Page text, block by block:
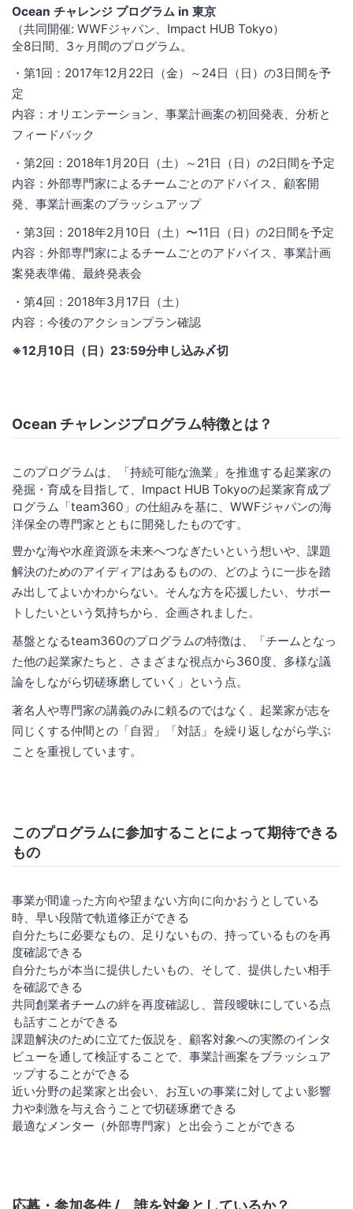
Ocean チャレンジ プログラム in 東京
（共同開催: WWFジャパン、Impact HUB Tokyo）
全8日間、3ヶ月間のプログラム。
・第1回：2017年12月22日（金）～24日（日）の3日間を予
定
内容：オリエンテーション、事業計画案の初回発表、分析と
フィードバック
・第2回：2018年1月20日（土）～21日（日）の2日間を予定
内容：外部専門家によるチームごとのアドバイス、顧客開
発、事業計画案のブラッシュアップ
・第3回：2018年2月10日（土）〜11日（日）の2日間を予定
内容：外部専門家によるチームごとのアドバイス、事業計画
案発表準備、最終発表会
・第4回：2018年3月17日（土）
内容：今後のアクションプラン確認
※12月10日（日）23:59分申し込み〆切
Ocean チャレンジプログラム特徴とは？
このプログラムは、「持続可能な漁業」を推進する起業家の
発掘・育成を目指して、Impact HUB Tokyoの起業家育成プ
ログラム「team360」の仕組みを基に、WWFジャパンの海
洋保全の専門家とともに開発したものです。
豊かな海や水産資源を未来へつなぎたいという想いや、課題
解決のためのアイディアはあるものの、どのように一歩を踏
み出してよいかわからない。そんな方を応援したい、サポー
トしたいという気持ちから、企画されました。
基盤となるteam360のプログラムの特徴は、「チームとなっ
た他の起業家たちと、さまざまな視点から360度、多様な議
論をしながら切磋琢磨していく」という点。
著名人や専門家の講義のみに頼るのではなく、起業家が志を
同じくする仲間との「自習」「対話」を繰り返しながら学ぶ
ことを重視しています。
このプログラムに参加することによって期待できる
もの
​事業が間違った方向や望まない方向に向かおうとしている
時、早い段階で軌道修正ができる
自分たちに必要なもの、足りないもの、持っているものを再
度確認できる
自分たちが本当に提供したいもの、そして、提供したい相手
を確認できる
共同創業者チームの絆を再度確認し、普段曖昧にしている点
も話すことができる
課題解決のために立てた仮説を、顧客対象への実際のインタ
ビューを通して検証することで、事業計画案をブラッシュア
ップすることができる
近い分野の起業家と出会い、お互いの事業に対してよい影響
力や刺激を与え合うことで切磋琢磨できる
最適なメンター（外部専門家）と出会うことができる
応募・参加条件 / 誰を対象としているか？